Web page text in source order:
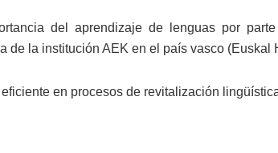
del aprendizaje de lenguas por
de la institución AEK en el país vasco (Euskal
en procesos de revitalización